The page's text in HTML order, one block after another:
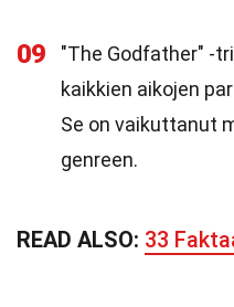
09
"The Godfather" -
kaikkien aikojen
Se on vaikuttanut
genreen.
READ ALSO: 33